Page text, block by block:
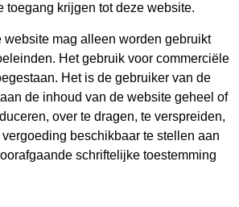
toegang krijgen tot deze website.
website mag alleen worden gebruikt
Het gebruik voor commerciële
Het is de gebruiker van de
de inhoud van de website geheel of
over te dragen, te verspreiden,
beschikbaar te stellen aan
schriftelijke toestemming